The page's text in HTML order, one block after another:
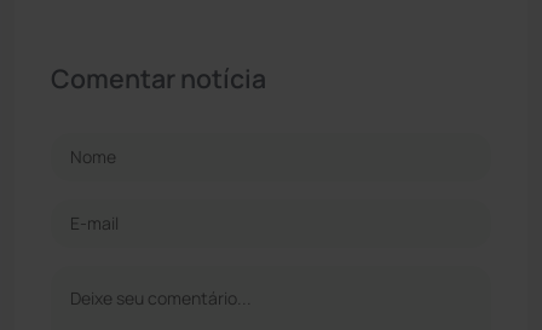
Comentar notícia